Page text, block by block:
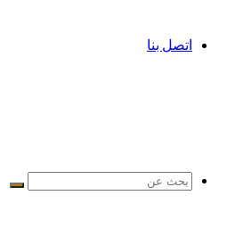
اتصل بنا
بحث